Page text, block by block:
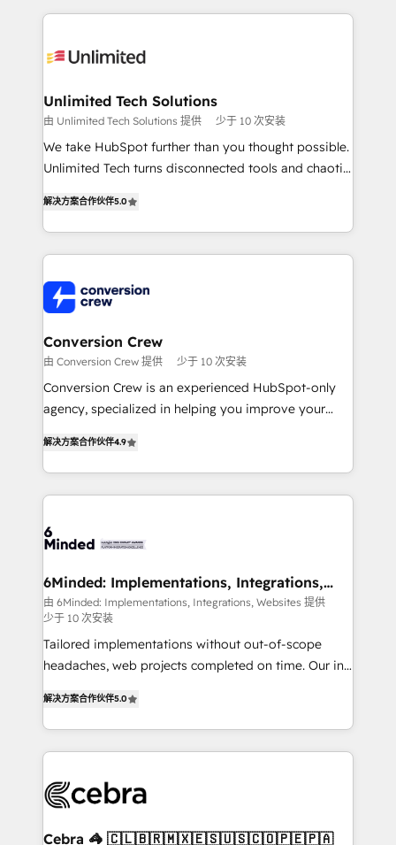
organization. We’re a unique blend of deep HubSpot
operational know-how. We know that no two
solutions. Instead, we dive in to understand your
needs, goals, and challenges to deliver solutions that
fit like a glove. We’re committed to being both
highly effective and fun to work with. We believe in
relationships. Your success is our success, and we’re
all in this together! From startup to enterprise, we’ll
what matters most: growing your business and
wowing your customers. Let’s make HubSpot work
Unlimited Tech Solutions
由 Unlimited Tech Solutions 提供 少于 10 次安装
We take HubSpot further than you thought possible.
Unlimited Tech turns disconnected tools and chaotic
engine. We combine RevOps strategy with deep
technical execution to help teams scale faster—with
cleaner data, smarter automation, and more
Implementation & Migration · Native & Custom
Integrations · Custom Development · CPQ & FSM ·
Reporting & Analytics · GTM Architecture · Sales &
Marketing Enablement If you’re ready to elevate
HubSpot from “just your CRM” to your growth
infrastructure—let’s talk.
解决方案合作伙伴5.0
Conversion Crew
由 Conversion Crew 提供 少于 10 次安装
Conversion Crew is an experienced HubSpot-only
agency, specialized in helping you improve your
Implementing HubSpot (CRM, Marketing, Sales,
Service and Operations) - Developing fast, good-
looking websites in the HubSpot CMS - Building
systems you use You need a clear method to reach
current processes together, from which we create a
focused action plan. By implementing these steps in
your day-to-day business, you will start to see
results fast. This creates space for growth! Want to
know how we can help? Contact us to set up a
解决方案合作伙伴4.9
6Minded: Implementations, Integrations,
Websites
由 6Minded: Implementations, Integrations, Websites 提供
少于 10 次安装
Tailored implementations without out-of-scope
headaches, web projects completed on time. Our in-
developers, designers, and marketers handles all
aspects of your HubSpot. ✨ 400+ global clients ✨
100+ seamless migrations from 15+ different CRMs
implementations, and 5,000+ pages ✨ CS: Clients
CS: 245% organic growth & +751% new visitors for a
解决方案合作伙伴5.0
Cebra 🦓 🇨🇱🇧🇷🇲🇽🇪🇸🇺🇸🇨🇴🇵🇪🇵🇦